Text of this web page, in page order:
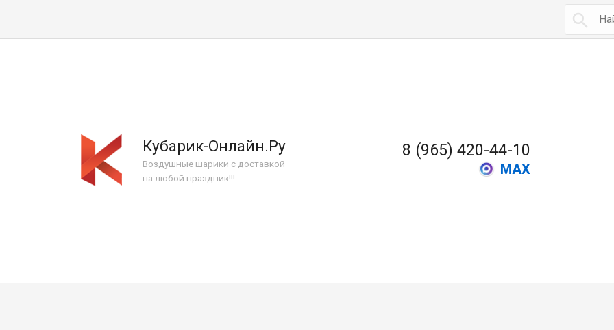

Кубарик-Онлайн.Ру
Воздушные шарики с доставкой
на любой праздник!!!
8 (965) 420-44-10
MAX